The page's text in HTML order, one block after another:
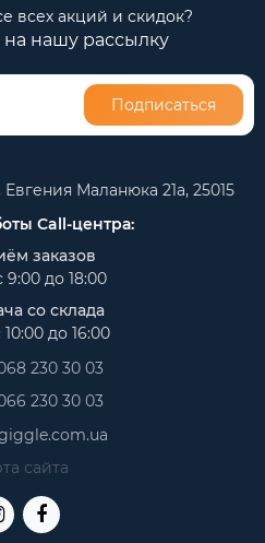
всех акций и скидок?
нашу рассылку
Подписаться
Маланюка 21а, 25015
Call-центра:
заказов
до 18:00
со склада
до 16:00
230 30 03
230 30 03
сайта